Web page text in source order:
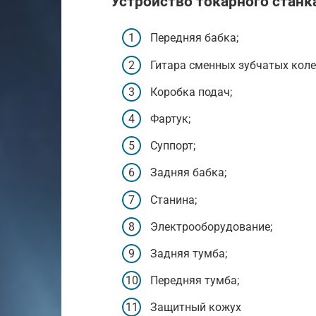
Передняя бабка;
Гитара сменных зубчатых
Коробка подач;
Фартук;
Суппорт;
Задняя бабка;
Станина;
Электрооборудование;
Задняя тумба;
Передняя тумба;
Защитный кожух